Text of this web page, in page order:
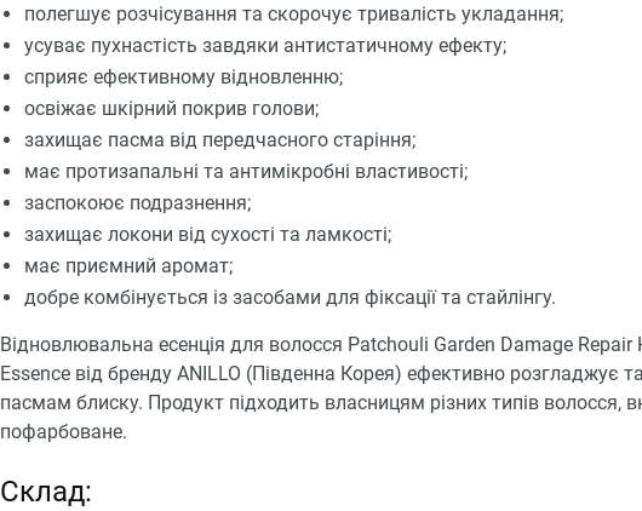
полегшує розчісування та скорочує тривалість укладання;
усуває пухнастість завдяки антистатичному ефекту;
сприяє ефективному відновленню;
освіжає шкірний покрив голови;
захищає пасма від передчасного старіння;
має протизапальні та антимікробні властивості;
заспокоює подразнення;
захищає локони від сухості та ламкості;
має приємний аромат;
добре комбінується із засобами для фіксації та стайлінгу.
Відновлювальна есенція для волосся Patchouli Garden Damage Repair
Essence від бренду ANILLO (Південна Корея) ефективно розгладжує
пасмам блиску. Продукт підходить власницям різних типів волосся,
пофарбоване.
Склад: